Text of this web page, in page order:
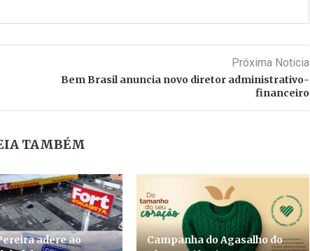
Próxima Noticia
Bem Brasil anuncia novo diretor administrativo-
financeiro
TAMBÉM
adere ao
Campanha do Agasalho do